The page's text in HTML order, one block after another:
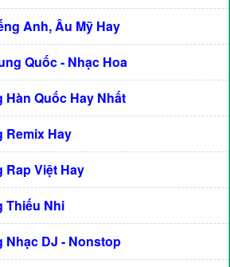
Anh, Âu Mỹ Hay
Quốc - Nhạc Hoa
Hàn Quốc Hay Nhất
Remix Hay
Rap Việt Hay
Thiếu Nhi
Nhạc DJ - Nonstop